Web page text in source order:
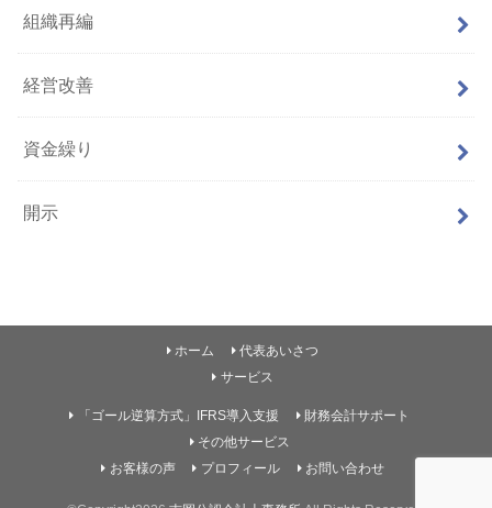
組織再編
経営改善
資金繰り
開示
ホーム
代表あいさつ
サービス
「ゴール逆算方式」IFRS導入支援
財務会計サポート
その他サービス
お客様の声
プロフィール お問い合わせ